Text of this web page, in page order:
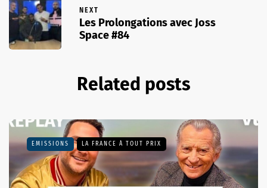
NEXT
Les Prolongations avec Joss
Space #84
Related posts
EMISSIONS LA FRANCE À TOUT PRIX